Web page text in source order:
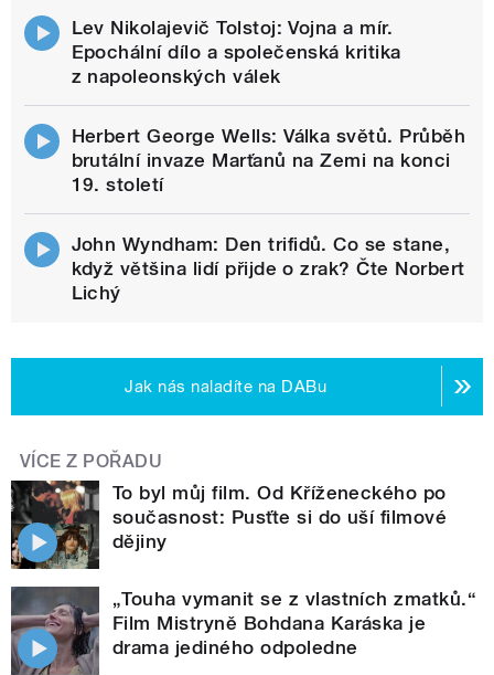
Lev Nikolajevič Tolstoj: Vojna a mír.
Epochální dílo a společenská kritika
z napoleonských válek
Herbert George Wells: Válka světů. Průběh
brutální invaze Marťanů na Zemi na konci
19. století
John Wyndham: Den trifidů. Co se stane,
když většina lidí přijde o zrak? Čte Norbert
Lichý
Jak nás naladíte na DABu
VÍCE Z POŘADU
To byl můj film. Od Kříženeckého po
současnost: Pusťte si do uší filmové
dějiny
„Touha vymanit se z vlastních zmatků.“
Film Mistryně Bohdana Karáska je
drama jediného odpoledne